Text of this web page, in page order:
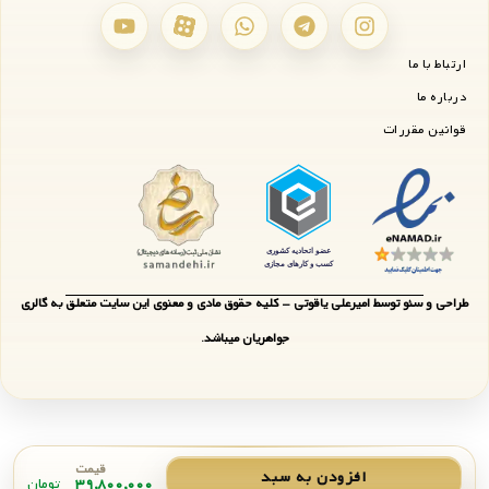
افزودن به سبد قیمت
۳۹,۸۰۰,۰۰۰ تومان
ارتباط با ما
درباره ما
قوانین مقررات
طراحی و سئو توسط امیرعلی یاقوتی - کلیه حقوق مادی و معنوی این سایت متعلق به گالری
جواهریان میباشد.